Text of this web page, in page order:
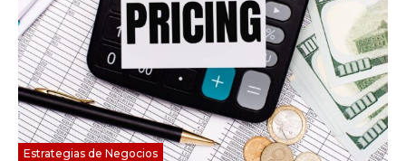
Estrategias de Negocios